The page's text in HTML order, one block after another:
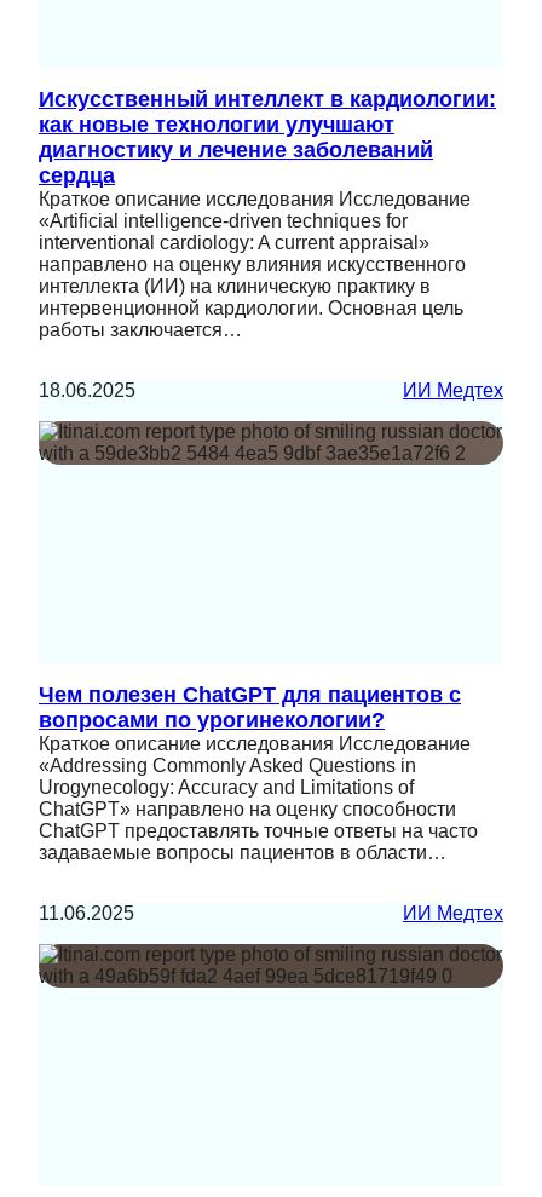
Искусственный интеллект в кардиологии:
как новые технологии улучшают
диагностику и лечение заболеваний
сердца
Краткое описание исследования Исследование
«Artificial intelligence-driven techniques for
interventional cardiology: A current appraisal»
направлено на оценку влияния искусственного
интеллекта (ИИ) на клиническую практику в
интервенционной кардиологии. Основная цель
работы заключается…
18.06.2025 ИИ Медтех
Чем полезен ChatGPT для пациентов с
вопросами по урогинекологии?
Краткое описание исследования Исследование
«Addressing Commonly Asked Questions in
Urogynecology: Accuracy and Limitations of
ChatGPT» направлено на оценку способности
ChatGPT предоставлять точные ответы на часто
задаваемые вопросы пациентов в области…
11.06.2025 ИИ Медтех